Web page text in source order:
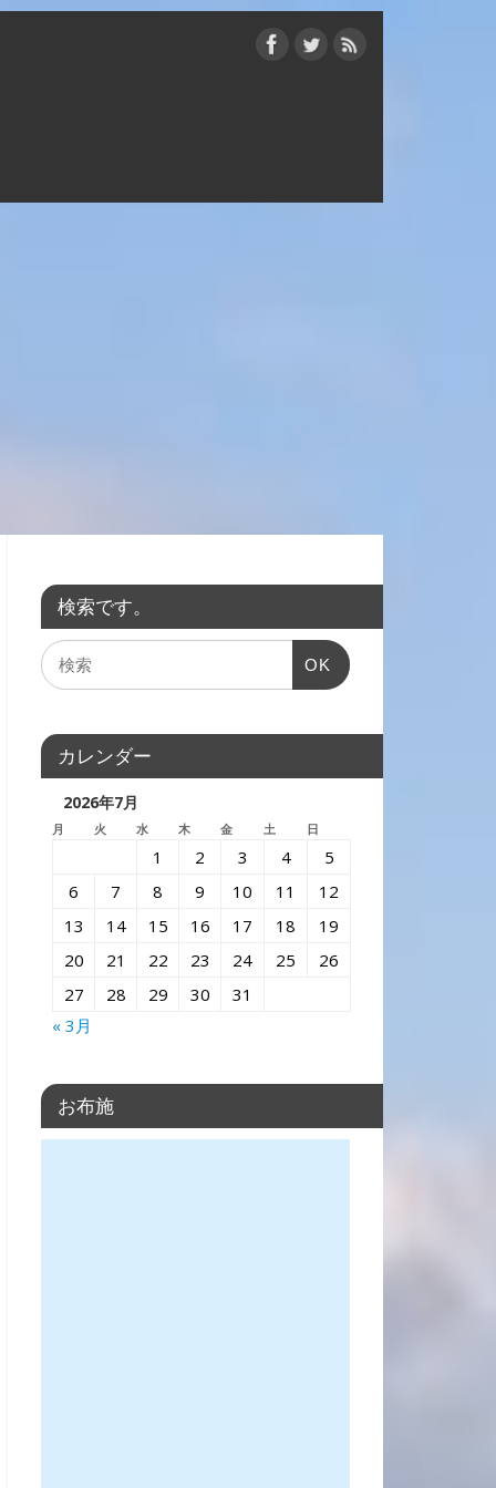
検索です。
OK
カレンダー
2026年7月
月 火 水 木 金 土 日
1 2 3 4
5
6
7 8 9 10 11
12
13
14 15 16 17 18
19
20
21 22 23 24 25
26
27
28 29 30
31
« 3月
お布施